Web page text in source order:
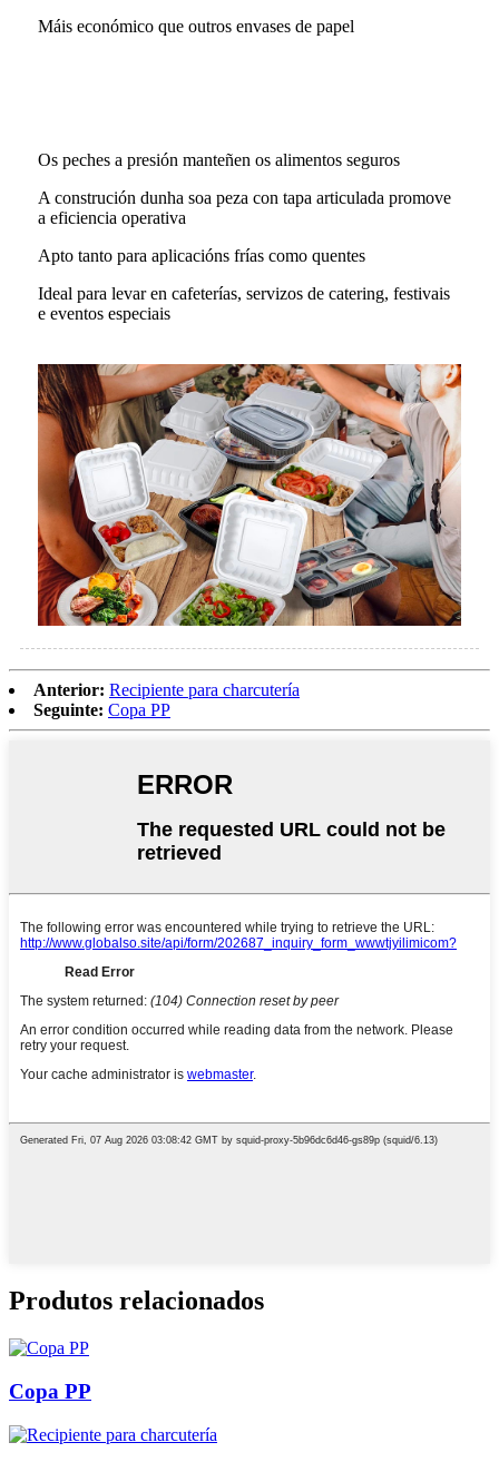
Máis económico que outros envases de papel
Os peches a presión manteñen os alimentos seguros
A construción dunha soa peza con tapa articulada promove
a eficiencia operativa
Apto tanto para aplicacións frías como quentes
Ideal para levar en cafeterías, servizos de catering, festivais
e eventos especiais
Anterior: Recipiente para charcutería
Seguinte: Copa PP
Produtos relacionados
Copa PP